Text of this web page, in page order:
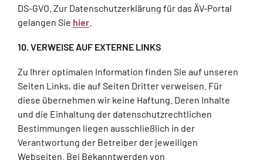
DS-GVO. Zur Datenschutzerklärung für das ÄV-Portal
gelangen Sie hier
10. VERWEISE AUF EXTERNE LINKS
Zu Ihrer optimalen Information finden Sie auf unseren
Seiten Links, die auf Seiten Dritter verweisen. Für
diese übernehmen wir keine Haftung. Deren Inhalte
und die Einhaltung der datenschutzrechtlichen
Bestimmungen liegen ausschließlich in der
Verantwortung der Betreiber der jeweiligen
Webseiten. Bei Bekanntwerden von